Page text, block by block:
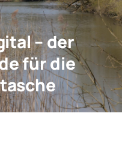
– der
für die